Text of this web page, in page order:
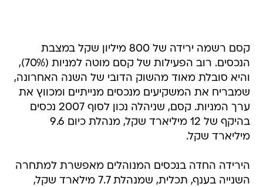
והיא סובלת מאוד מהשוק הדובי של השנה האחרונה,
שמבריח את המשקיעים מנכסים מנייתיים ומכווץ את
ערך המניות. קסם, שניהלה נכון לסוף 2007 נכסים
בהיקף של 12 מיליארד שקל, מנהלת כיום 9.6
מיליארד שקל.
הירידה החדה בנכסים המנוהלים מאפשרת למתחרה
להדביק את הפער. גם לתכלית היה חודש קשה
ובאוקטובר התכווצה מצבת הנכסים שלה ב-888